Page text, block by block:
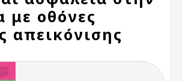
με οθόνες
απεικόνισης